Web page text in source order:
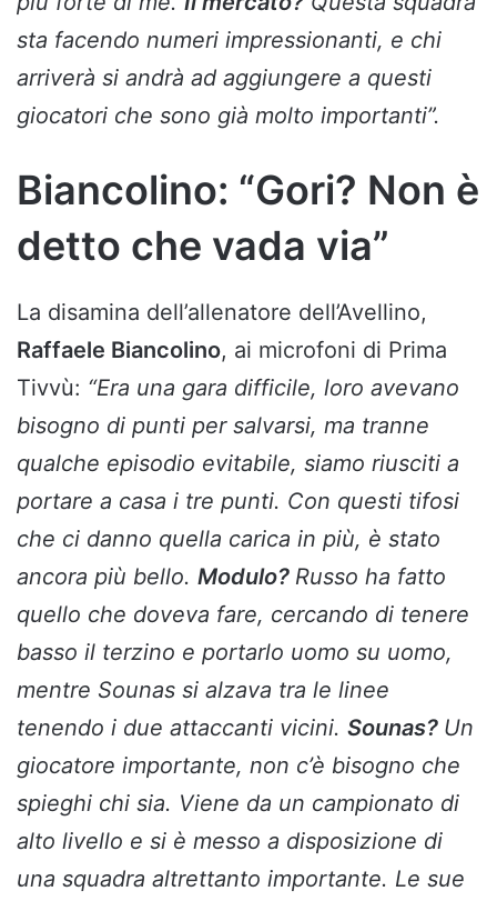
sta facendo numeri impressionanti, e chi
arriverà si andrà ad aggiungere a questi
giocatori che sono già molto importanti”.
Biancolino: “Gori? Non è
detto che vada via”
La disamina dell’allenatore dell’Avellino,
Raffaele Biancolino, ai microfoni di Prima
Tivvù: “Era una gara difficile, loro avevano
bisogno di punti per salvarsi, ma tranne
qualche episodio evitabile, siamo riusciti a
portare a casa i tre punti. Con questi tifosi
che ci danno quella carica in più, è stato
ancora più bello. Modulo? Russo ha fatto
quello che doveva fare, cercando di tenere
basso il terzino e portarlo uomo su uomo,
mentre Sounas si alzava tra le linee
tenendo i due attaccanti vicini. Sounas? Un
giocatore importante, non c’è bisogno che
spieghi chi sia. Viene da un campionato di
alto livello e si è messo a disposizione di
una squadra altrettanto importante. Le sue